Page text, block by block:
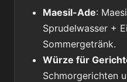
Maesil-Ade:
Sprudelwasser +
Sommergetränk.
Würze für
Schmorgerichten